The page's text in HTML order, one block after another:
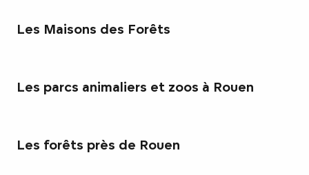
Les Maisons des Forêts
Les parcs animaliers et zoos à Rouen
Les forêts près de Rouen